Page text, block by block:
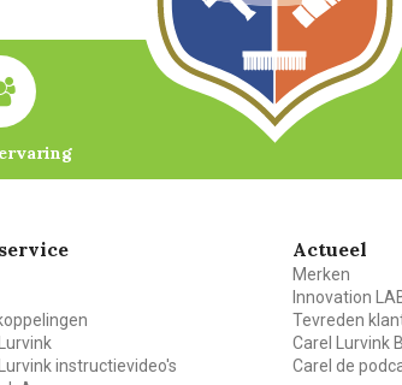
instructievideo's
Actueel
Merken
Innovation
Tevreden
Carel Lurvink
Carel de